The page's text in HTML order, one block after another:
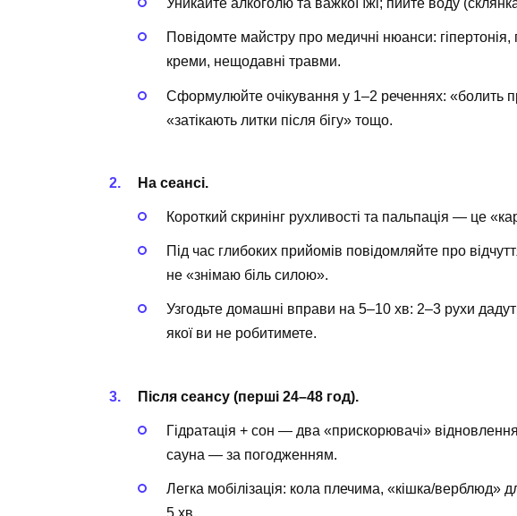
Уникайте алкоголю та важкої їжі; пийте воду
Повідомте майстру про медичні нюанси: гіпертонія,
креми, нещодавні травми.
Сформулюйте очікування у 1–2 реченнях: «болить
«затікають литки після бігу» тощо.
На сеансі.
Короткий скринінг рухливості та пальпація — це
Під час глибоких прийомів повідомляйте про
не «знімаю біль силою».
Узгодьте домашні вправи на 5–10 хв: 2–3 рухи
якої ви не робитимете.
Після сеансу (перші 24–48 год).
Гідратація + сон — два «прискорювачі»
сауна — за погодженням.
Легка мобілізація: кола плечима, «кішка/верблюд»
5 хв.